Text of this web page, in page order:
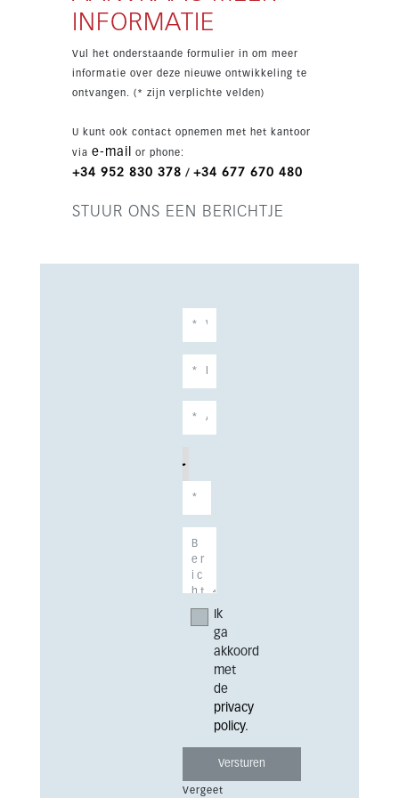
privéparkeergelegenheid voor meer dan één
auto en ligt gunstig dicht bij golf, winkels en
INFORMATIE
Vul het onderstaande formulier in om meer
informatie over deze nieuwe ontwikkeling te
ontvangen. (* zijn verplichte velden)
U kunt ook contact opnemen met het kantoor
via e-mail or phone:
+34 952 830 378 / +34 677 670 480
STUUR ONS EEN BERICHTJE
Ik
ga
akkoord
met
de
privacy
policy.
Vergeet